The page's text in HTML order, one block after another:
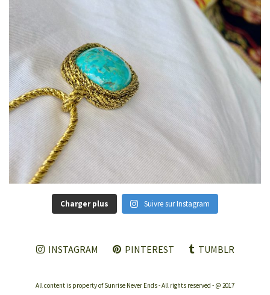
Charger plus Suivre sur Instagram
INSTAGRAM PINTEREST TUMBLR
All content is property of Sunrise Never Ends - All rights reserved - @ 2017